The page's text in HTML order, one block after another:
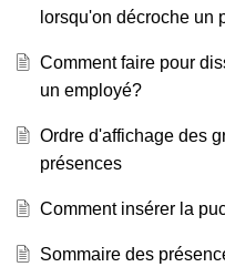
lorsqu'on décroche un
Comment faire pour
un employé?
Ordre d'affichage des
présences
Comment insérer la
Sommaire des